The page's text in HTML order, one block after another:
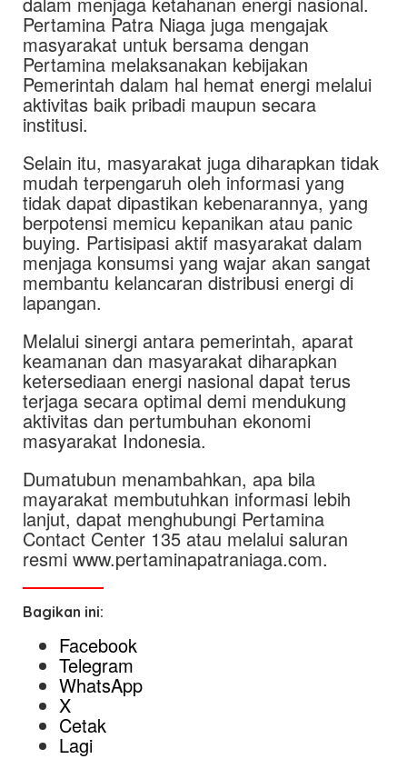
Pertamina Patra Niaga juga mengajak
masyarakat untuk bersama dengan
Pertamina melaksanakan kebijakan
Pemerintah dalam hal hemat energi melalui
aktivitas baik pribadi maupun secara
institusi.
Selain itu, masyarakat juga diharapkan tidak
mudah terpengaruh oleh informasi yang
tidak dapat dipastikan kebenarannya, yang
berpotensi memicu kepanikan atau panic
buying. Partisipasi aktif masyarakat dalam
menjaga konsumsi yang wajar akan sangat
membantu kelancaran distribusi energi di
lapangan.
Melalui sinergi antara pemerintah, aparat
keamanan dan masyarakat diharapkan
ketersediaan energi nasional dapat terus
terjaga secara optimal demi mendukung
aktivitas dan pertumbuhan ekonomi
masyarakat Indonesia.
Dumatubun menambahkan, apa bila
mayarakat membutuhkan informasi lebih
lanjut, dapat menghubungi Pertamina
Contact Center 135 atau melalui saluran
resmi www.pertaminapatraniaga.com.
Bagikan ini:
Facebook
Telegram
WhatsApp
X
Cetak
Lagi